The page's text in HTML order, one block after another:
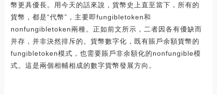
幣更具優長。用今天的話來說，貨幣史上直至當下，所有的
貨幣，都是“代幣”，主要即fungibletoken和
nonfungibletoken兩種。正如前文所示，二者因各有優缺而
并存，并非決然排斥的。貨幣數字化，既有賬戶余額貨幣的
fungibletoken模式，也需要賬戶非余額化的nonfungible模
式。這是兩個相輔相成的數字貨幣發展方向。